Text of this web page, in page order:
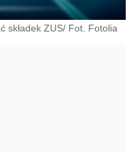
składek ZUS/ Fot. Fotolia